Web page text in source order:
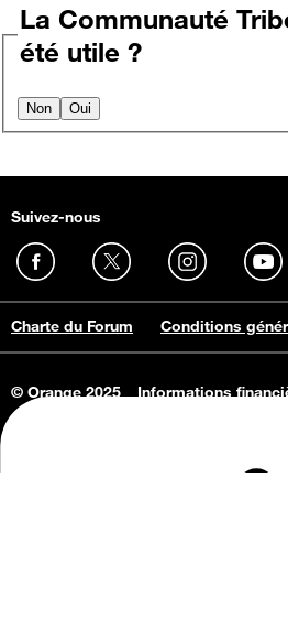
La Communauté
été utile ?
Non Oui
Suivez-nous
Charte du Forum Conditions
© Orange 2025
Informations